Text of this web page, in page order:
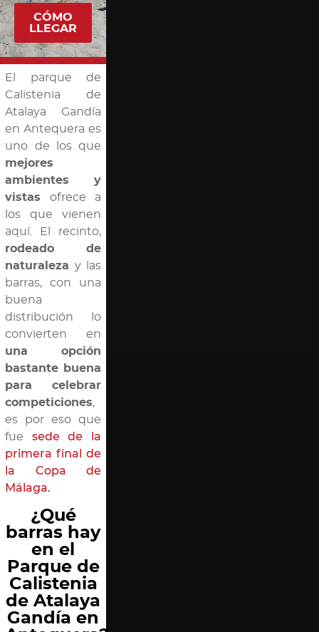
CÓMO
LLEGAR
El parque de
Calistenia de
Atalaya Gandía
en Antequera es
uno de los que
mejores
ambientes y
vistas ofrece a
los que vienen
aquí. El recinto,
rodeado de
naturaleza y las
barras, con una
buena
distribución lo
convierten en
una opción
bastante buena
para celebrar
competiciones,
es por eso que
fue sede de la
primera final de
la Copa de
Málaga.
¿Qué
barras hay
en el
Parque de
Calistenia
de Atalaya
Gandía en